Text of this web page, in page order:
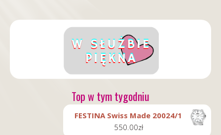
Top w tym tygodniu
FESTINA Swiss Made 20024/1
550.00zł